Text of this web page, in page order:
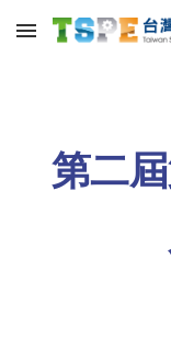
Skip to main
第二